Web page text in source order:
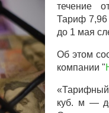
течение
Тариф 7,96
до 1 мая
Об этом
компании "
куб. м —